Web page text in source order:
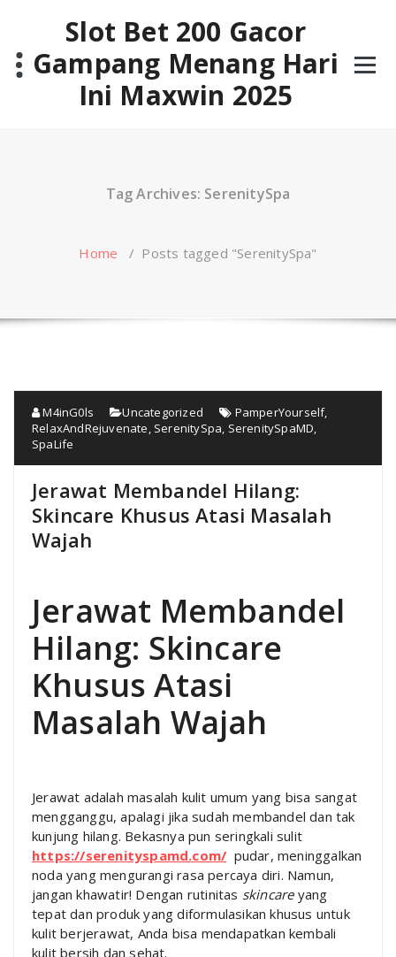
Slot Bet 200 Gacor
Gampang Menang Hari
Ini Maxwin 2025
Tag Archives: SerenitySpa
Home / Posts tagged "SerenitySpa"
M4inG0ls Uncategorized PamperYourself,
RelaxAndRejuvenate SerenitySpa SerenitySpaMD
SpaLife
Jerawat Membandel Hilang:
Skincare Khusus Atasi Masalah
Wajah
Jerawat Membandel
Hilang: Skincare
Khusus Atasi
Masalah Wajah
Jerawat adalah masalah kulit umum yang bisa sangat
mengganggu, apalagi jika sudah membandel dan tak
kunjung hilang. Bekasnya pun seringkali sulit
https://serenityspamd.com/ pudar, meninggalkan
noda yang mengurangi rasa percaya diri. Namun,
jangan khawatir! Dengan rutinitas skincareyang
tepat dan produk yang diformulasikan khusus untuk
kulit berjerawat, Anda bisa mendapatkan kembali
kulit bersih dan sehat.